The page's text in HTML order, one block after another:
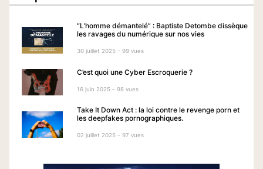
“L’homme démantelé” : Baptiste Detombe dissèque
les ravages du numérique sur nos vies
30 juillet 2025 – 99 vues
C’est quoi une Cyber Escroquerie ?
16 juin 2025 – 98 vues
Take It Down Act : la loi contre le revenge porn et
les deepfakes pornographiques.
02 juillet 2025 – 97 vues